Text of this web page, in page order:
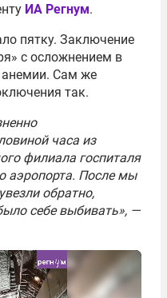
ИА Регнум.
пятку. Заключение
с осложнением в
анемии. Сам же
так.
часа из
филиала госпиталя
аэропорта. После мы
обратно,
себе выбивать», —